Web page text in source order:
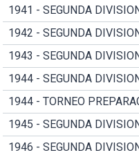
1941 - SEGUNDA
1942 - SEGUNDA
1943 - SEGUNDA
1944 - SEGUNDA
1944 - TORNEO
1945 - SEGUNDA
1946 - SEGUNDA